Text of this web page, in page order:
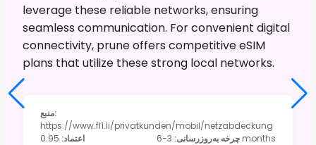
leverage these reliable networks, ensuring
seamless communication. For convenient digital
connectivity, prune offers competitive eSIM
plans that utilize these strong local networks.
منبع:
https://www.fl1.li/privatkunden/mobil/netzabdeckung
اعتماد:
0.95 چرخه به‌روزرسانی: 3-6 months